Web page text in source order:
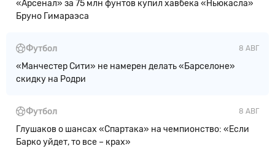
«Арсенал» за 75 млн фунтов купил хавбека «Ньюкасла»
Бруно Гимараэса
8 АВГ
Футбол
«Манчестер Сити» не намерен делать «Барселоне»
скидку на Родри
8 АВГ
Футбол
Глушаков о шансах «Спартака» на чемпионство: «Если
Барко уйдет, то все – крах»